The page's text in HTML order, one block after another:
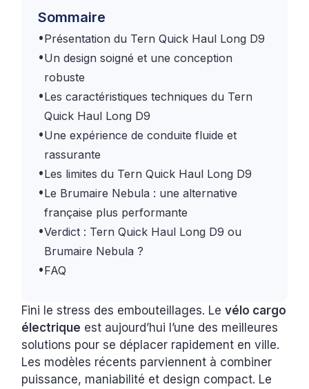
Sommaire
•Présentation du Tern Quick Haul Long D9
•Un design soigné et une conception
robuste
•Les caractéristiques techniques du Tern
Quick Haul Long D9
•Une expérience de conduite fluide et
rassurante
•Les limites du Tern Quick Haul Long D9
•Le Brumaire Nebula : une alternative
française plus performante
•Verdict : Tern Quick Haul Long D9 ou
Brumaire Nebula ?
•FAQ
Fini le stress des embouteillages. Levélo cargo
électrique est aujourd’hui l’une des meilleures
solutions pour se déplacer rapidement en ville.
Les modèles récents parviennent à combiner
puissance, maniabilité et design compact. Le